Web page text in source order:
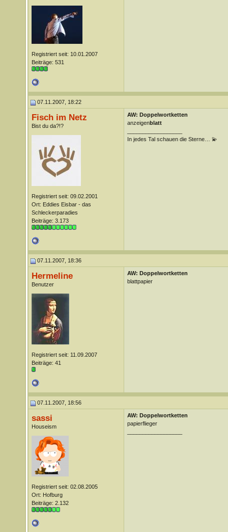
Registriert seit: 10.01.2007
Beiträge: 531
07.11.2007, 18:22
Fisch im Netz
Bist du da?!?
Registriert seit: 09.02.2001
Ort: Eddies Eisbar - das
Schleckerparadies
Beiträge: 3.173
AW: Doppelwortketten
anzeigenblatt
In jedes Tal schauen die Sterne… 💫
07.11.2007, 18:36
Hermeline
Benutzer
Registriert seit: 11.09.2007
Beiträge: 41
AW: Doppelwortketten
blattpapier
07.11.2007, 18:56
sassi
Houseism
Registriert seit: 02.08.2005
Ort: Hofburg
Beiträge: 2.132
AW: Doppelwortketten
papierflieger